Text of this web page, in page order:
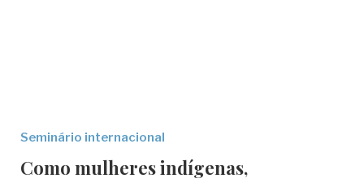
Seminário internacional
Como mulheres indígenas,